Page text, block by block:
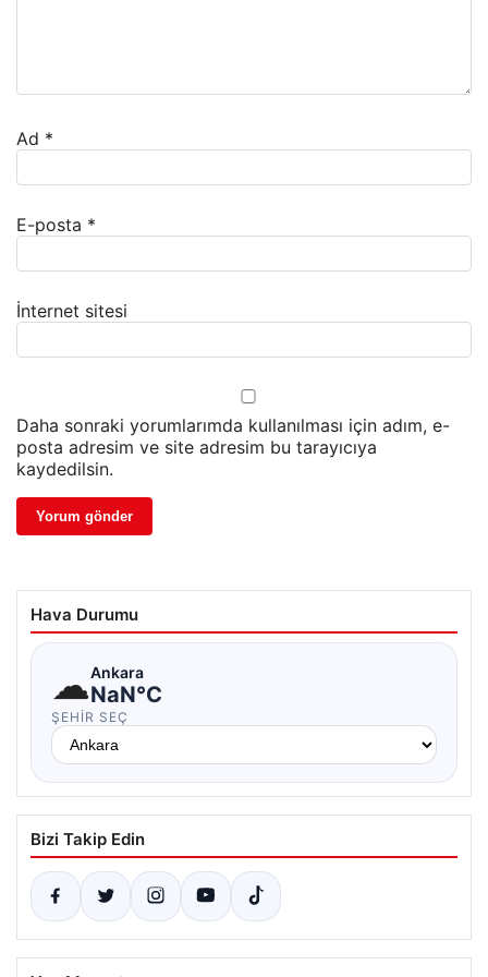
Ad *
E-posta *
İnternet sitesi
Daha sonraki yorumlarımda kullanılması için adım, e-
posta adresim ve site adresim bu tarayıcıya
kaydedilsin.
Hava Durumu
☁Ankara
NaN°C
ŞEHIR SEÇ
Bizi Takip Edin